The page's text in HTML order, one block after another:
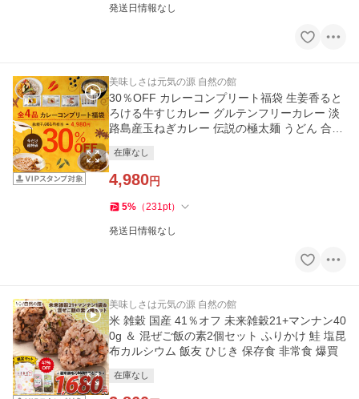
発送日情報なし
美味しさは元気の源 自然の館
30％OFF カレーコンプリート福袋 生姜香ると
ろける牛すじカレー グルテンフリーカレー 淡
路島産玉ねぎカレー 伝説の極太麺 うどん 合計
在庫なし
4,980円
5% （231pt）
発送日情報なし
美味しさは元気の源 自然の館
米 雑穀 国産 41％オフ 未来雑穀21+マンナン40
0g ＆ 混ぜご飯の素2個セット ふりかけ 鮭 塩昆
布カルシウム 飯友 ひじき 保存食 非常食 爆買
在庫なし